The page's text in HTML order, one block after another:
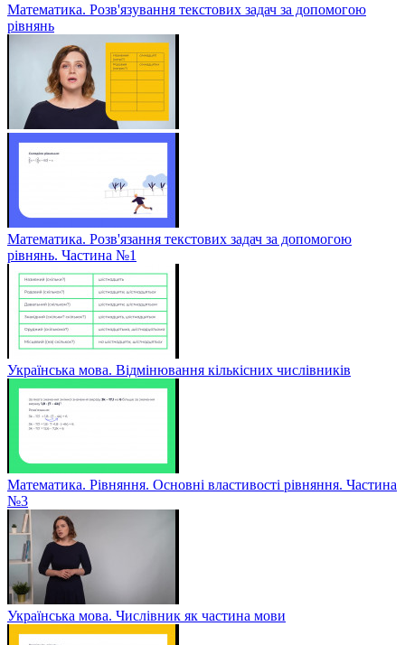
Математика. Розв'язування текстових задач за допомогою
рівнянь
Математика. Розв'язання текстових задач за допомогою
рівнянь. Частина №1
Українська мова. Відмінювання кількісних числівників
Математика. Рівняння. Основні властивості рівняння. Частина
№3
Українська мова. Числівник як частина мови